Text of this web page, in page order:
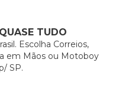
TUDO
Escolha Correios,
em Mãos ou Motoboy
SP.